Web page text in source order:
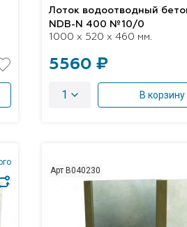
Лоток водоотводный
NDB-N 400 №10/0
1000 x 520 x 460 мм.
5560 ₽
1 В корзину
Арт B040230